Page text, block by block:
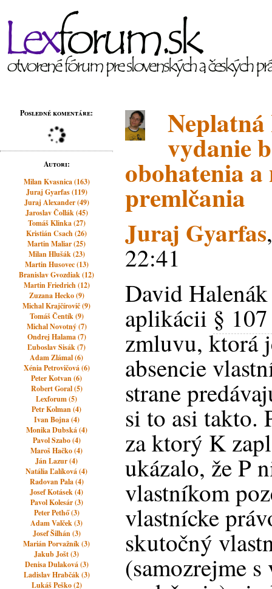
Posledné komentáre:
Autori:
Milan Kvasnica (163)
Juraj Gyarfas (119)
Juraj Alexander (49)
Jaroslav Čollák (45)
Tomáš Klinka (27)
Kristián Csach (26)
Martin Maliar (25)
Milan Hlušák (23)
Martin Husovec (13)
Branislav Gvozdiak (12)
Martin Friedrich (12)
Zuzana Hecko (9)
Michal Krajčírovič (9)
Tomáš Čentík (9)
Michal Novotný (7)
Ondrej Halama (7)
Ľuboslav Sisák (7)
Adam Zlámal (6)
Xénia Petrovičová (6)
Peter Kotvan (6)
Robert Goral (5)
Lexforum (5)
Petr Kolman (4)
Ivan Bojna (4)
Monika Dubská (4)
Pavol Szabo (4)
Maroš Hačko (4)
Ján Lazur (4)
Natália Ľalíková (4)
Radovan Pala (4)
Josef Kotásek (4)
Pavol Kolesár (3)
Peter Pethő (3)
Adam Valček (3)
Josef Šilhán (3)
Marián Porvažník (3)
Jakub Jošt (3)
Denisa Dulaková (3)
Ladislav Hrabčák (3)
Lukáš Peško (2)
vydanie
obohatenia
premlčania
Juraj Gyarfas
22:41
David
aplikácii §
zmluvu, ktorá
absencie
strane
si to asi takto.
za ktorý K
ukázalo, že P
vlastníkom
vlastnícke
skutočný
(samozrejme